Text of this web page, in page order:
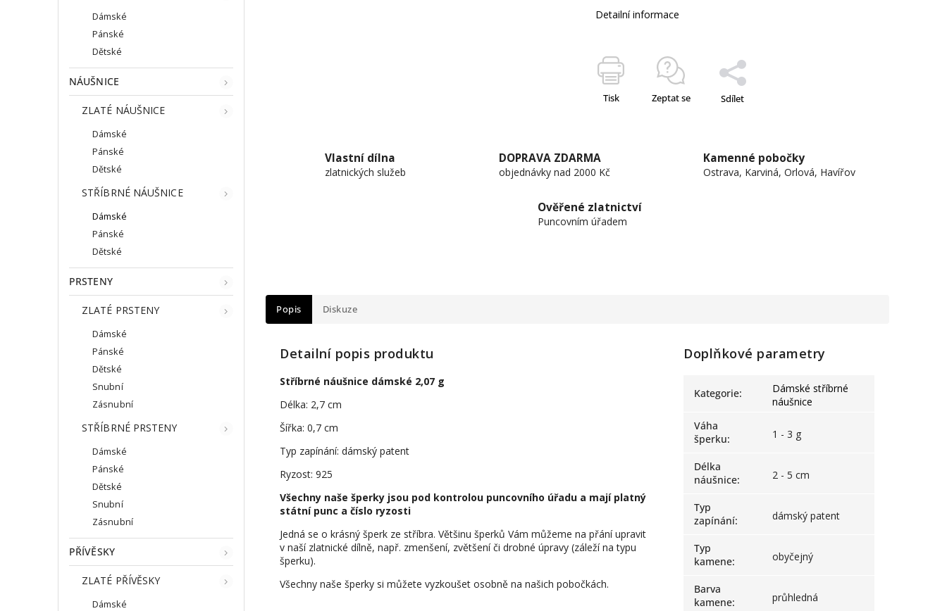
Dámské
Pánské
Dětské
NÁUŠNICE
ZLATÉ NÁUŠNICE
Dámské
Pánské
Dětské
STŘÍBRNÉ NÁUŠNICE
Dámské
Pánské
Dětské
PRSTENY
ZLATÉ PRSTENY
Dámské
Pánské
Dětské
Snubní
Zásnubní
STŘÍBRNÉ PRSTENY
Dámské
Pánské
Dětské
Snubní
Zásnubní
PŘÍVĚSKY
ZLATÉ PŘÍVĚSKY
Dámské
Detailní informace
Tisk Zeptat se Sdílet
Vlastní dílna
zlatnických služeb
DOPRAVA ZDARMA
objednávky nad 2000 Kč
Kamenné pobočky
Ostrava, Karviná, Orlová, Havířov
Ověřené zlatnictví
Puncovním úřadem
Popis Diskuze
Detailní popis produktu
Stříbrné náušnice dámské 2,07 g
Délka: 2,7 cm
Šířka: 0,7 cm
Typ zapínání: dámský patent
Ryzost: 925
Všechny naše šperky jsou pod kontrolou puncovního úřadu a mají platný
státní punc a číslo ryzosti
Jedná se o krásný šperk ze stříbra. Většinu šperků Vám můžeme na přání upravit
v naší zlatnické dílně, např. zmenšení, zvětšení či drobné úpravy (záleží na typu
šperku).
Všechny naše šperky si můžete vyzkoušet osobně na našich pobočkách.
Doplňkové parametry
Kategorie:
Dámské stříbrné
náušnice
Váha
šperku: 1 - 3 g
Délka
náušnice: 2 - 5 cm
Typ
zapínání: dámský patent
Typ
kamene: obyčejný
Barva
kamene: průhledná